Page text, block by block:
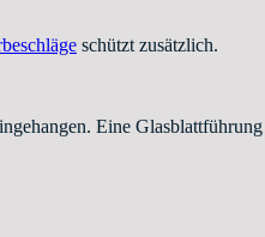
schützt zusätzlich.
Eine